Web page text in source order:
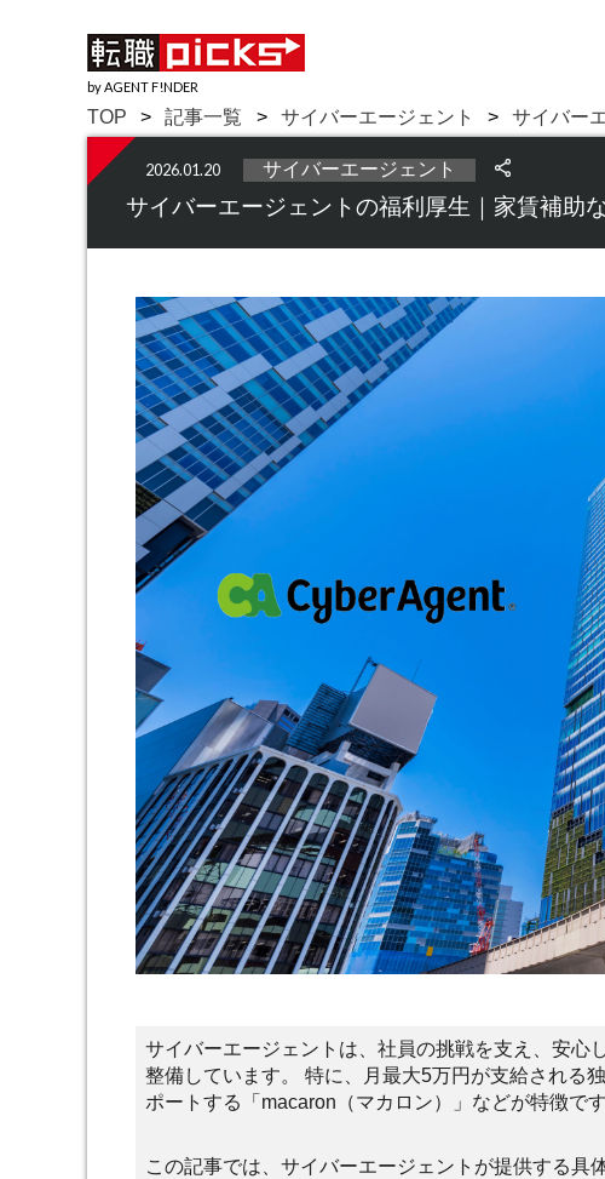
by AGENT F!NDER
TOP 記事一覧 サイバーエージェント サイバー
2026.01.20 サイバーエージェント
サイバーエージェントの福利厚生｜家賃補助
サイバーエージェントは、社員の挑戦を支え、安心
整備しています。 特に、月最大5万円が支給される
ポートする「macaron（マカロン）」などが特徴です
この記事では、サイバーエージェントが提供する